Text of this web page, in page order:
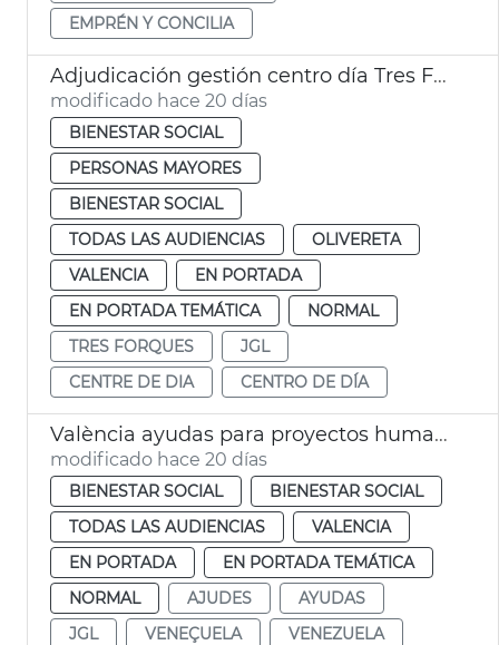
EMPRÉN Y CONCILIA
Adjudicación gestión centro día Tres Forques València
modificado hace 20 días
BIENESTAR SOCIAL
PERSONAS MAYORES
BIENESTAR SOCIAL
TODAS LAS AUDIENCIAS
OLIVERETA
VALENCIA
EN PORTADA
EN PORTADA TEMÁTICA
NORMAL
TRES FORQUES
JGL
CENTRE DE DIA
CENTRO DE DÍA
València ayudas para proyectos humanitarios en Venezuela
modificado hace 20 días
BIENESTAR SOCIAL
BIENESTAR SOCIAL
TODAS LAS AUDIENCIAS
VALENCIA
EN PORTADA
EN PORTADA TEMÁTICA
NORMAL
AJUDES
AYUDAS
JGL
VENEÇUELA
VENEZUELA